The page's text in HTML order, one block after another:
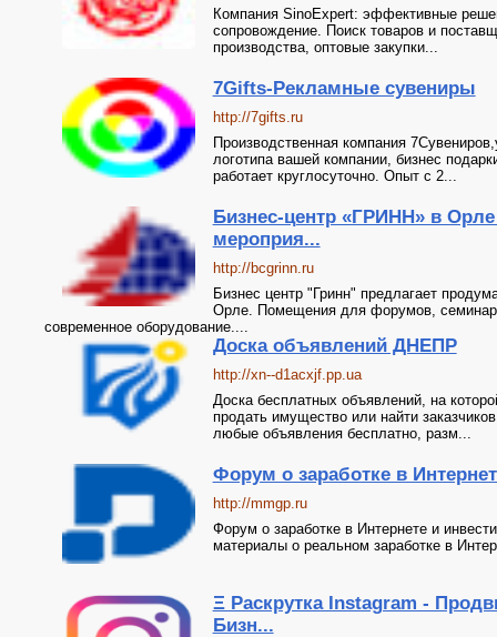
Компания SinoExpert: эффективные
сопровождение. Поиск товаров и
производства, оптовые закупки...
7Gifts-Рекламные сувениры
http://7gifts.ru
Производственная компания
логотипа вашей компании, бизнес
работает круглосуточно. Опыт с 2...
Бизнес-центр «ГРИНН» в
мероприя...
http://bcgrinn.ru
Бизнес центр "Гринн" предлагает
Орле. Помещения для форумов,
современное оборудование....
Доска объявлений ДНЕПР
http://xn--d1acxjf.pp.ua
Доска бесплатных объявлений, на
продать имущество или найти
любые объявления бесплатно, разм...
Форум о заработке в
http://mmgp.ru
Форум о заработке в Интернете и
материалы о реальном заработке в
Ξ Раскрутка Instagram -
Бизн...